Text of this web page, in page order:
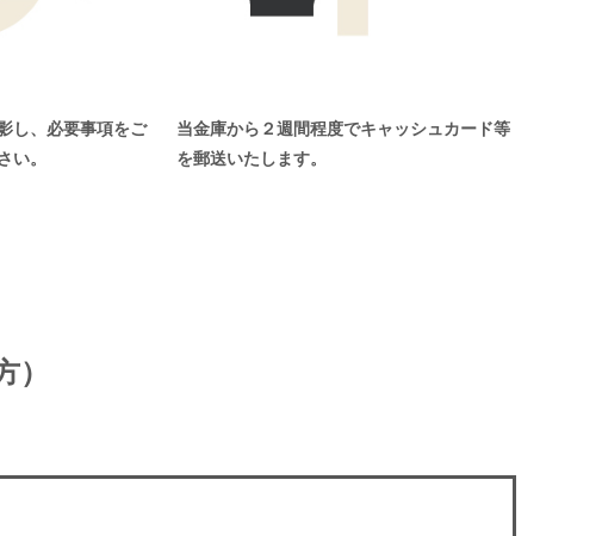
し、必要事項をご
い。
当金庫から２週間程度でキャッシュカード等
を郵送いたします。